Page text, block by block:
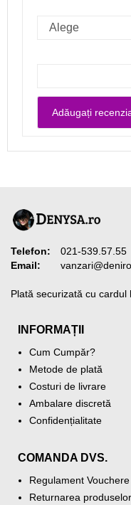
Telefon:
021-539.57.55
Email:
Plată securizată cu cardul
INFORMAȚII
Cum Cumpăr?
Metode de plată
Costuri de livrare
Ambalare discretă
Confidențialitate
COMANDA DVS.
Regulament Vouchere
Returnarea produselor